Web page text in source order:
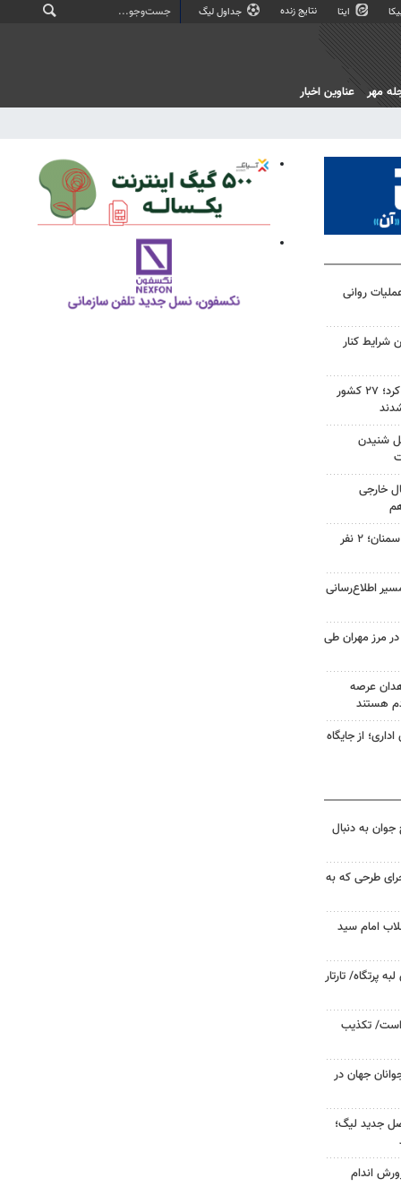
ایتا نتایج زنده جداول لیگ
مهر عناوین اخبار
روانی
شرایط کنار
صادرات سمنان ۳۶ درصد رشد کرد؛ ۲۷ کشور
شنیدن
خارجی
واژگونی دو خودرو در جاده‌های سمنان؛ ۲ نفر
اطلاع‌رسانی
هزار تردد در مرز مهران طی
عرصه
هستند
از جایگاه
به دنبال
طرحی که به
امام سید
پرتگاه/ تارتار
است/ تکذیب
جهان در
جدید لیگ؛
اندام